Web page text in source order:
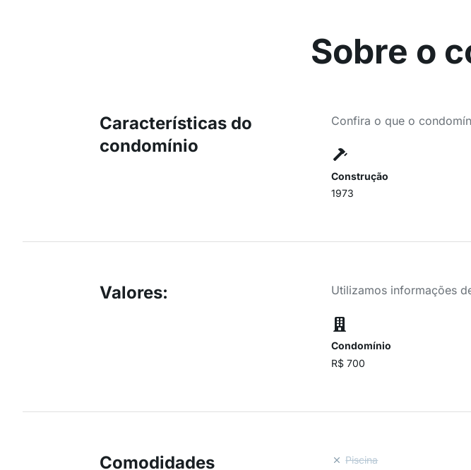
Sobre o
Características do
condomínio
Confira o que o
Construção
1973
Valores: Utilizamos informações
Condomínio
R$ 700
Comodidades
Piscina